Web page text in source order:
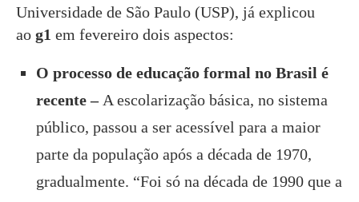
Universidade de São Paulo (USP), já explicou
ao g1 em fevereiro dois aspectos:
O processo de educação formal no Brasil é
recente – A escolarização básica, no sistema
público, passou a ser acessível para a maior
parte da população após a década de 1970,
gradualmente. “Foi só na década de 1990 que a